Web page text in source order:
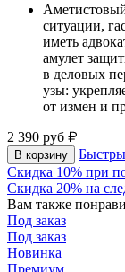
ситуации,
иметь
амулет
в деловых
узы:
от измен и
2 390 руб
В корзину
Скидка 10% при
Скидка 20% на
Вам также
Под заказ
Под заказ
Новинка
Премиум